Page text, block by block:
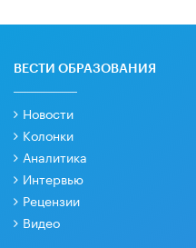
ВЕСТИ ОБРАЗОВАНИЯ
Новости
Колонки
Аналитика
Интервью
Рецензии
Видео